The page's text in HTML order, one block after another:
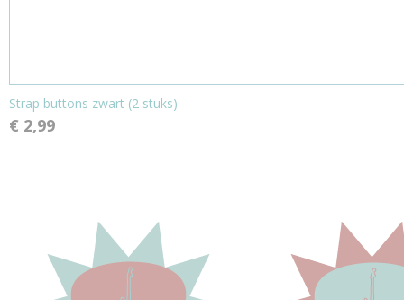
Strap buttons zwart (2 stuks)
€ 2,99